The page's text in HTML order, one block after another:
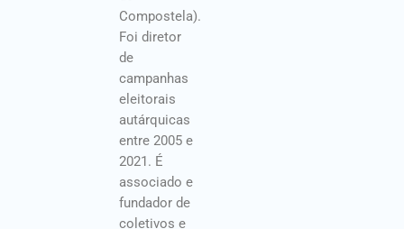
Compostela).
Foi diretor
de
campanhas
eleitorais
autárquicas
entre 2005 e
2021. É
associado e
fundador de
coletivos e